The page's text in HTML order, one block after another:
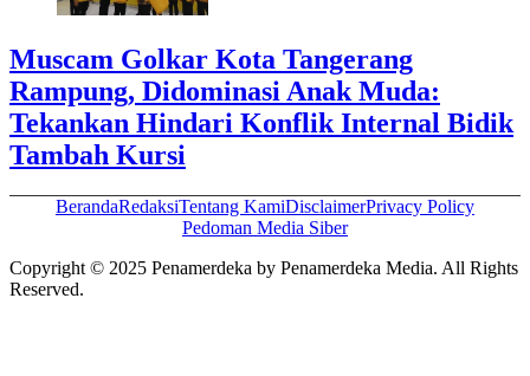
Muscam Golkar Kota Tangerang
Rampung, Didominasi Anak Muda:
Tekankan Hindari Konflik Internal Bidik
Tambah Kursi
BerandaRedaksiTentang KamiDisclaimerPrivacy Policy
Pedoman Media Siber
Copyright © 2025 Penamerdeka by Penamerdeka Media. All Rights
Reserved.